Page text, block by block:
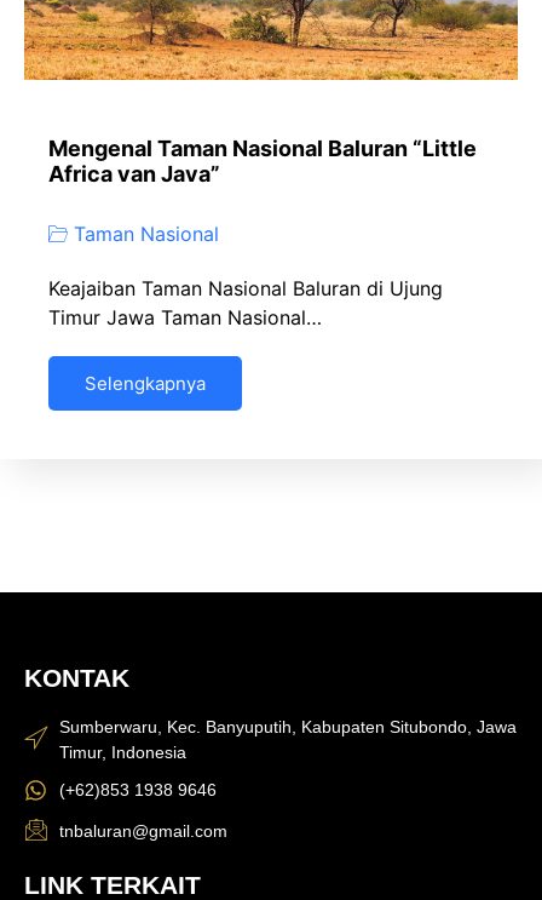
Mengenal Taman Nasional Baluran “Little
Africa van Java”
Taman Nasional
Keajaiban Taman Nasional Baluran di Ujung
Timur Jawa Taman Nasional…
Selengkapnya
KONTAK
Sumberwaru, Kec. Banyuputih, Kabupaten Situbondo, Jawa
Timur, Indonesia
(+62)853 1938 9646
tnbaluran@gmail.com
LINK TERKAIT